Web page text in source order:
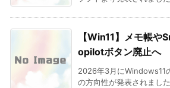
【Win11】メモ帳
opilotボタン廃止へ
2026年3月にWindows11
の方向性が発表されまし